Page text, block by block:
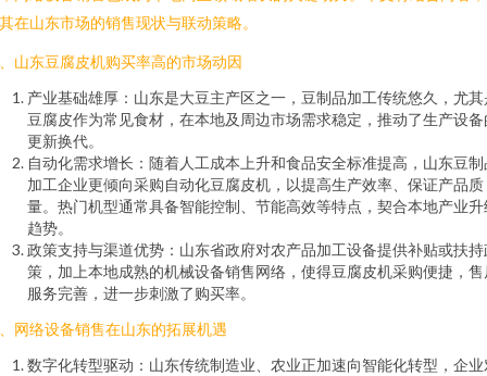
在山东市场的销售现状与联动策略。
山东豆腐皮机购买率高的市场动因
产业基础雄厚：山东是大豆主产区之一，豆制品加工传统悠久，尤其
豆腐皮作为常见食材，在本地及周边市场需求稳定，推动了生产设备
更新换代。
自动化需求增长：随着人工成本上升和食品安全标准提高，山东豆制
加工企业更倾向采购自动化豆腐皮机，以提高生产效率、保证产品质
量。热门机型通常具备智能控制、节能高效等特点，契合本地产业升
趋势。
政策支持与渠道优势：山东省政府对农产品加工设备提供补贴或扶持
策，加上本地成熟的机械设备销售网络，使得豆腐皮机采购便捷，售
服务完善，进一步刺激了购买率。
网络设备销售在山东的拓展机遇
数字化转型驱动：山东传统制造业、农业正加速向智能化转型，企业